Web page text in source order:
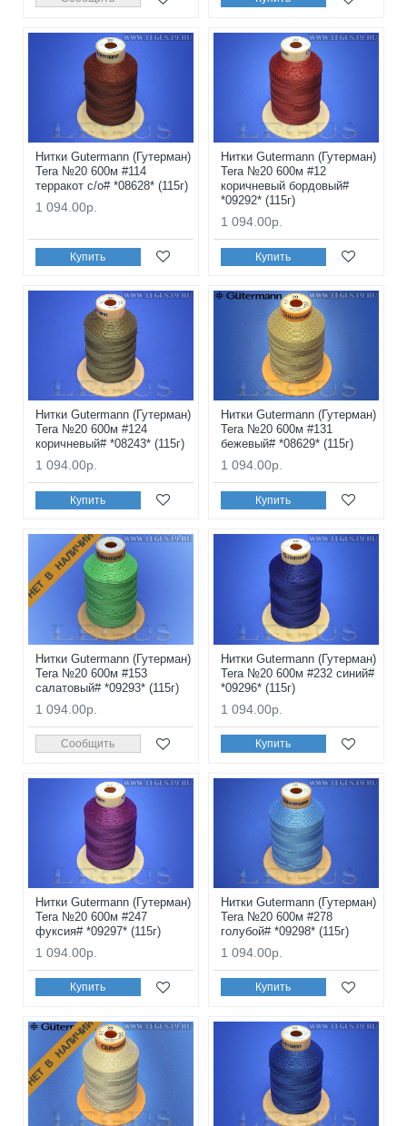
Нитки Gutermann (Гутерман)
Tera №20 600м #114
терракот с/о# *08628* (115г)
1 094.00р.
Купить
Нитки Gutermann (Гутерман)
Tera №20 600м #12
коричневый бордовый#
*09292* (115г)
1 094.00р.
Купить
Нитки Gutermann (Гутерман)
Tera №20 600м #124
коричневый# *08243* (115г)
1 094.00р.
Купить
Нитки Gutermann (Гутерман)
Tera №20 600м #131
бежевый# *08629* (115г)
1 094.00р.
Купить
НЕТ В НАЛИЧИИ
Нитки Gutermann (Гутерман)
Tera №20 600м #153
салатовый# *09293* (115г)
1 094.00р.
Сообщить
Нитки Gutermann (Гутерман)
Tera №20 600м #232 синий#
*09296* (115г)
1 094.00р.
Купить
Нитки Gutermann (Гутерман)
Tera №20 600м #247
фуксия# *09297* (115г)
1 094.00р.
Купить
Нитки Gutermann (Гутерман)
Tera №20 600м #278
голубой# *09298* (115г)
1 094.00р.
Купить
НЕТ В НАЛИЧИИ